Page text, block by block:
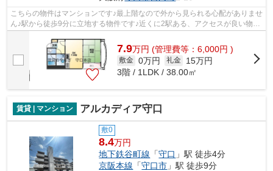
こちらの物件はマンションです♪最上階なので外から見られる心配がありませ
ん♪駅から徒歩9分に立地する物件です♪近くに2駅ある、アクセスが良い物件
7.9万円 (管理費等：6,000円 )
敷金 0万円 礼金
15万円
3階 / 1LDK / 38.00㎡
賃貸 | マンション アルカディア守口
敷0
8.4万円
地下鉄谷町線 「守口 」駅 徒歩4分
京阪本線 「守口市 」駅 徒歩9分